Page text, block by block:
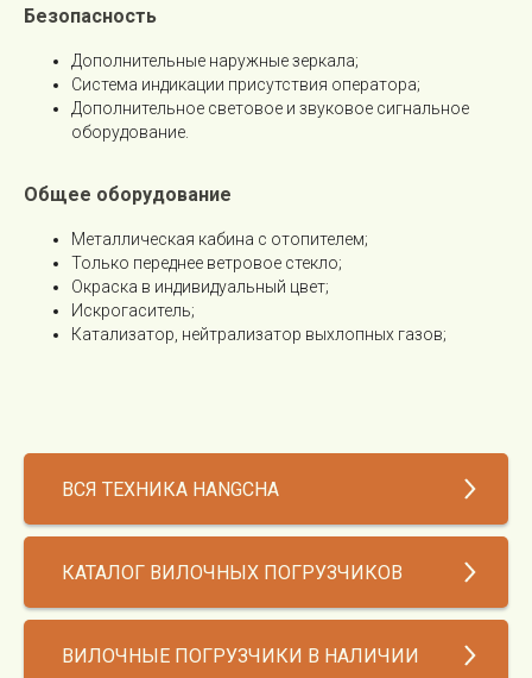
Безопасность
Дополнительные наружные зеркала;
Система индикации присутствия оператора;
Дополнительное световое и звуковое сигнальное
оборудование.
Общее оборудование
Металлическая кабина с отопителем;
Только переднее ветровое стекло;
Окраска в индивидуальный цвет;
Искрогаситель;
Катализатор, нейтрализатор выхлопных газов;
ВСЯ ТЕХНИКА HANGCHA
КАТАЛОГ ВИЛОЧНЫХ ПОГРУЗЧИКОВ
ВИЛОЧНЫЕ ПОГРУЗЧИКИ В НАЛИЧИИ